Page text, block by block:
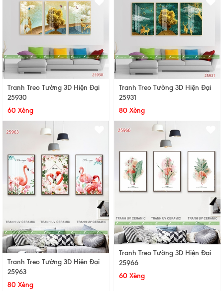
Tranh Treo Tường 3D Hiện Đại
25930
60 Xèng
Tranh Treo Tường 3D Hiện Đại
25931
80 Xèng
Tranh Treo Tường 3D Hiện Đại
25963
80 Xèng
Tranh Treo Tường 3D Hiện Đại
25966
60 Xèng